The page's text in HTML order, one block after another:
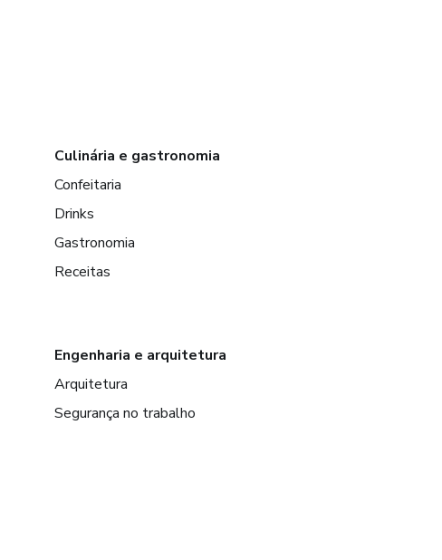
Culinária e gastronomia
Confeitaria
Drinks
Gastronomia
Receitas
Engenharia e arquitetura
Arquitetura
Segurança no trabalho